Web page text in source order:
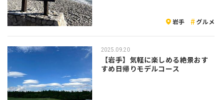
岩手 グルメ
2025.09.20
【岩手】気軽に楽しめる絶景おす
すめ日帰りモデルコース